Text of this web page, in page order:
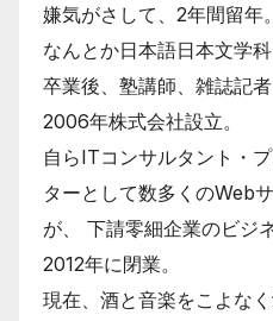
嫌気がさして、2年間留年。
なんとか日本語日本文学科
卒業後、塾講師、雑誌記
2006年株式会社設立。
自らITコンサルタント・
ターとして数多くのWeb
が、 下請零細企業のビジ
2012年に閉業。
現在、酒と音楽をこよな